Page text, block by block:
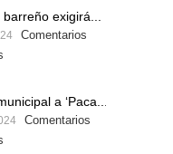
exigirá...
Comentarios
a ‘Paca...
Comentarios